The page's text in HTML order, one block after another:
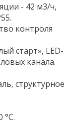
- 42 м3/ч,
контроля
старт», LED-
канала.
структурное
°С.